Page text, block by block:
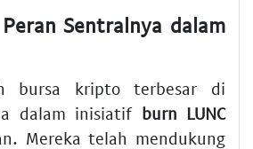
Sentralnya dalam
bursa kripto terbesar di
dalam inisiatif burn LUNC
Mereka telah mendukung